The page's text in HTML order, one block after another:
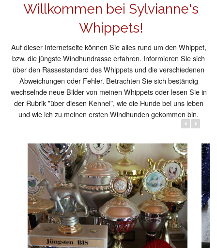
Willkommen bei Sylvianne's
Whippets!
Auf dieser Internetseite können Sie alles rund um den Whippet,
bzw. die jüngste Windhundrasse erfahren. Informieren Sie sich
über den Rassestandard des Whippets und die verschiedenen
Abweichungen oder Fehler. Betrachten Sie sich beständig
wechselnde neue Bilder von meinen Whippets oder lesen Sie in
der Rubrik ”über diesen Kennel”, wie die Hunde bei uns leben
und wie ich zu meinen ersten Windhunden gekommen bin.
Bilder von